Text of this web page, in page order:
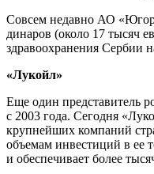
Совсем недавно АО
динаров (около 17 тысяч
здравоохранения Сербии
«Лукойл»
Еще один представитель
с 2003 года. Сегодня
крупнейших компаний
объемам инвестиций в ее
и обеспечивает более